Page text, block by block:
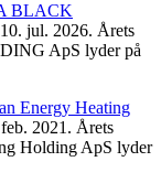
BLACK
jul. 2026. Årets
ApS lyder på
Energy Heating
2021. Årets
Holding ApS lyder